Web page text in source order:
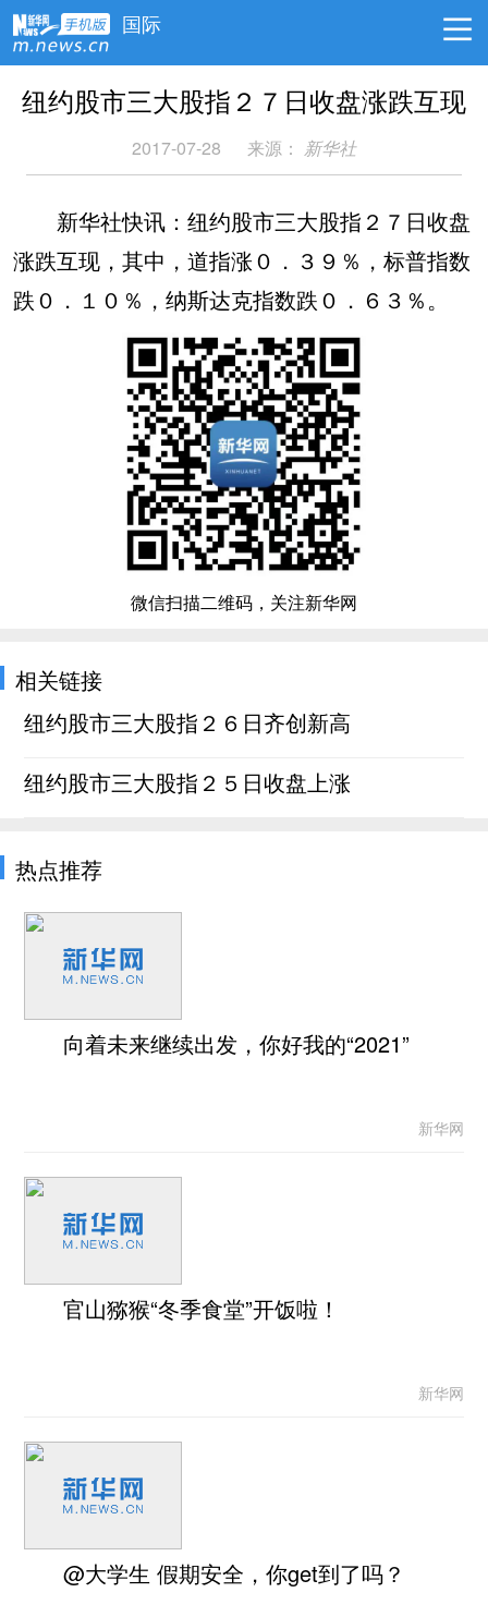
国际
纽约股市三大股指２７日收盘涨跌互现
2017-07-28 来源： 新华社
新华社快讯：纽约股市三大股指２７日收盘
涨跌互现，其中，道指涨０．３９％，标普指数
跌０．１０％，纳斯达克指数跌０．６３％。
微信扫描二维码，关注新华网
相关链接
纽约股市三大股指２６日齐创新高
纽约股市三大股指２５日收盘上涨
热点推荐
向着未来继续出发，你好我的“2021”
新华网
官山猕猴“冬季食堂”开饭啦！
新华网
@大学生 假期安全，你get到了吗？